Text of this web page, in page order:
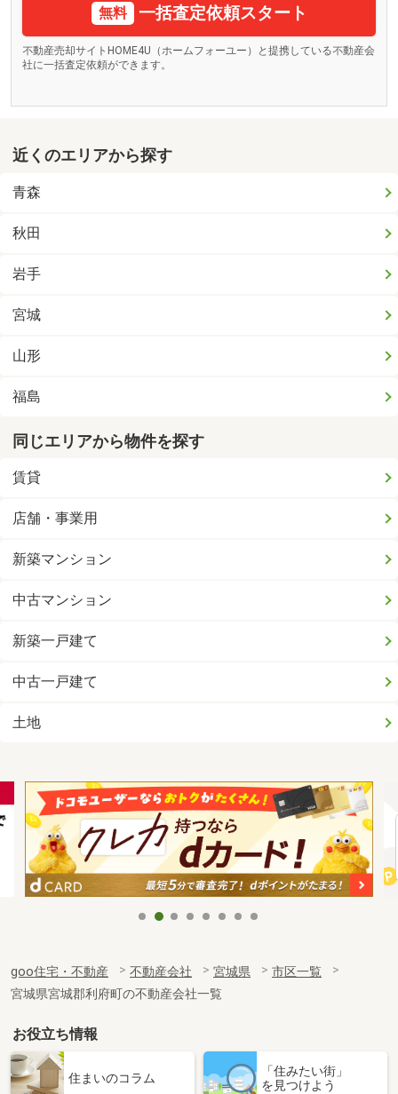
無料 一括査定依頼スタート
不動産売却サイトHOME4U（ホームフォーユー）と提携している不動産会
社に一括査定依頼ができます。
近くのエリアから探す
青森
秋田
岩手
宮城
山形
福島
同じエリアから物件を探す
賃貸
店舗・事業用
新築マンション
中古マンション
新築一戸建て
中古一戸建て
土地
goo住宅・不動産 不動産会社 宮城県
市区一覧
宮城県宮城郡利府町の不動産会社一覧
お役立ち情報
住まいのコラム
「住みたい街」
を見つけよう